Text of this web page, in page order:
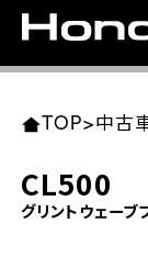
ラインアップ
TOP>中古
CL500
グリントウェーブ
東北エ
岩手県
関東エ
東京都
中部エ
愛知県
近畿エ
大阪府
中国・
岡山県
九州エ
福岡県